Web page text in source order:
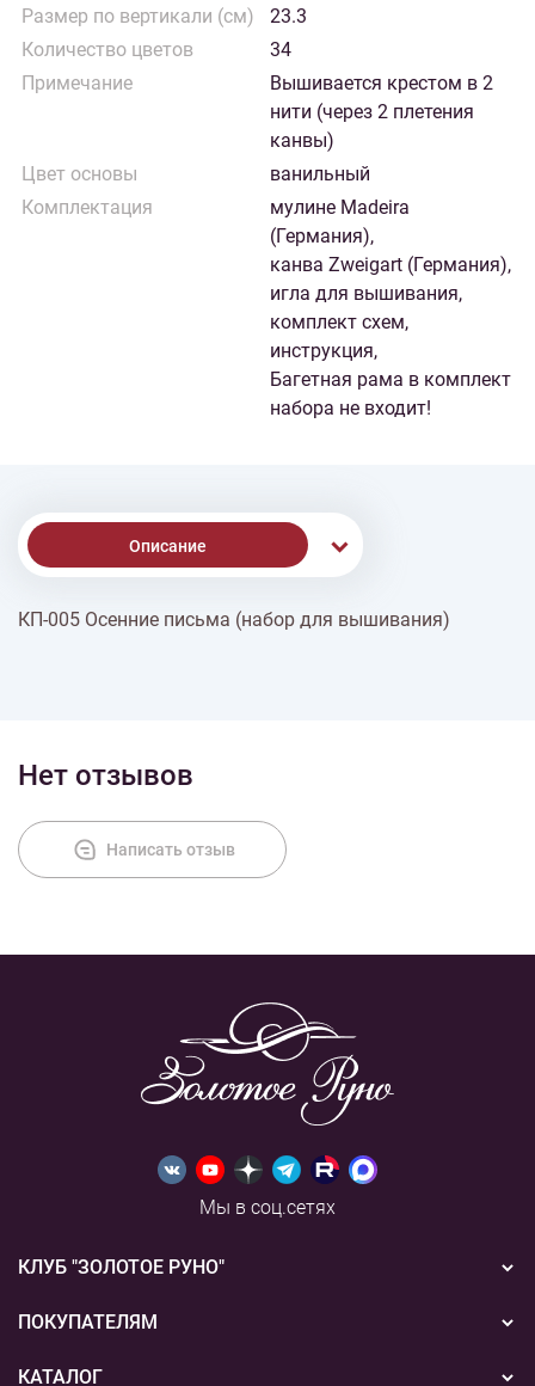
Размер по вертикали (см)
23.3
Количество цветов
34
Примечание
Вышивается крестом в 2
нити (через 2 плетения
канвы)
Цвет основы
ванильный
Комплектация
мулине Madeira
(Германия),
канва Zweigart (Германия),
игла для вышивания,
комплект схем,
инструкция,
Багетная рама в комплект
набора не входит!
Описание
Доставка
КП-005 Осенние письма (набор для вышивания)
Нет отзывов
Написать отзыв
Мы в соц.сетях
КЛУБ "ЗОЛОТОЕ РУНО"
Новости
Акции
ПОКУПАТЕЛЯМ
Бонусная система
КАТАЛОГ